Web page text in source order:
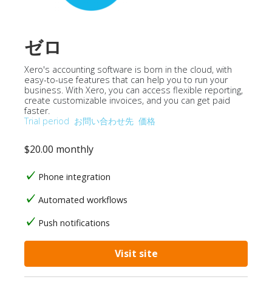
ゼロ
Xero's accounting software is born in the cloud, with
easy-to-use features that can help you to run your
business. With Xero, you can access flexible reporting,
create customizable invoices, and you can get paid
faster.
Trial period お問い合わせ先 価格
$20.00 monthly
Phone integration
Automated workflows
Push notifications
Visit site